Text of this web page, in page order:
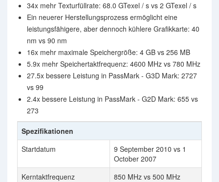
34x mehr Texturfüllrate: 68.0 GTexel / s vs 2 GTexel / s
Ein neuerer Herstellungsprozess ermöglicht eine
leistungsfähigere, aber dennoch kühlere Grafikkarte: 40
nm vs 90 nm
16x mehr maximale Speichergröße: 4 GB vs 256 MB
5.9x mehr Speichertaktfrequenz: 4600 MHz vs 780 MHz
27.5x bessere Leistung in PassMark - G3D Mark: 2727
vs 99
2.4x bessere Leistung in PassMark - G2D Mark: 655 vs
273
Spezifikationen
Startdatum
9 September 2010 vs 1
October 2007
Kerntaktfrequenz
850 MHz vs 500 MHz